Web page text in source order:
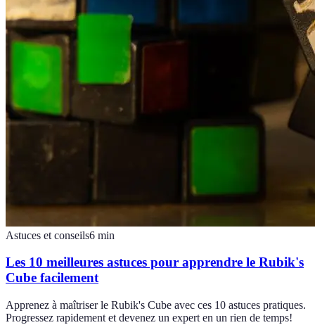
Astuces et conseils6 min
Les 10 meilleures astuces pour apprendre le Rubik's
Cube facilement
Apprenez à maîtriser le Rubik's Cube avec ces 10 astuces pratiques.
Progressez rapidement et devenez un expert en un rien de temps!